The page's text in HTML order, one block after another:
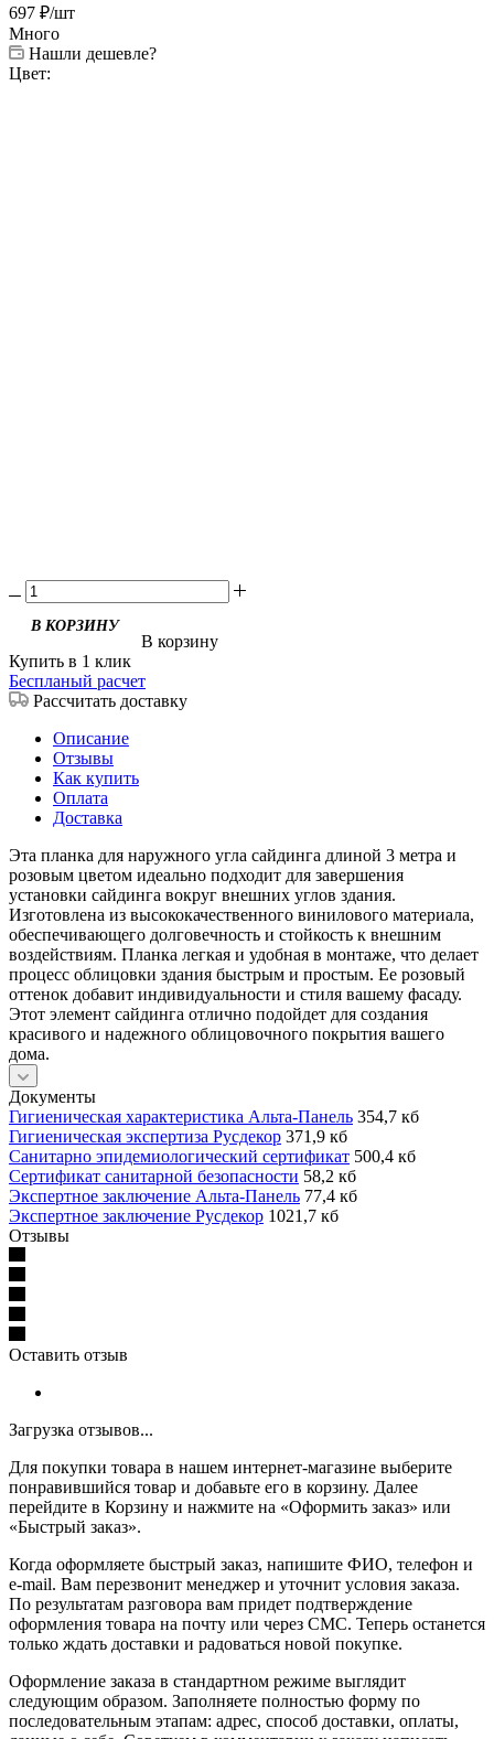
697 ₽/шт
Много
Нашли дешевле?
Цвет:
В корзину
Купить в 1 клик
Беспланый расчет
Рассчитать доставку
Описание
Отзывы
Как купить
Оплата
Доставка
Эта планка для наружного угла сайдинга длиной 3 метра и
розовым цветом идеально подходит для завершения
установки сайдинга вокруг внешних углов здания.
Изготовлена из высококачественного винилового материала,
обеспечивающего долговечность и стойкость к внешним
воздействиям. Планка легкая и удобная в монтаже, что делает
процесс облицовки здания быстрым и простым. Ее розовый
оттенок добавит индивидуальности и стиля вашему фасаду.
Этот элемент сайдинга отлично подойдет для создания
красивого и надежного облицовочного покрытия вашего
дома.
Документы
Гигиеническая характеристика Альта-Панель 354,7 кб
Гигиеническая экспертиза Русдекор 371,9 кб
Санитарно эпидемиологический сертификат 500,4 кб
Сертификат санитарной безопасности 58,2 кб
Экспертное заключение Альта-Панель 77,4 кб
Экспертное заключение Русдекор 1021,7 кб
Отзывы
Оставить отзыв
Загрузка отзывов...
Для покупки товара в нашем интернет-магазине выберите
понравившийся товар и добавьте его в корзину. Далее
перейдите в Корзину и нажмите на «Оформить заказ» или
«Быстрый заказ».
Когда оформляете быстрый заказ, напишите ФИО, телефон и
e-mail. Вам перезвонит менеджер и уточнит условия заказа.
По результатам разговора вам придет подтверждение
оформления товара на почту или через СМС. Теперь останется
только ждать доставки и радоваться новой покупке.
Оформление заказа в стандартном режиме выглядит
следующим образом. Заполняете полностью форму по
последовательным этапам: адрес, способ доставки, оплаты,